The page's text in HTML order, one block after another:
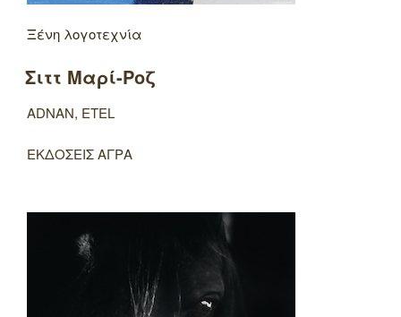
Ξένη λογοτεχνία
Σιττ Μαρί-Ροζ
ADNAN, ETEL
ΕΚΔΟΣΕΙΣ ΑΓΡΑ